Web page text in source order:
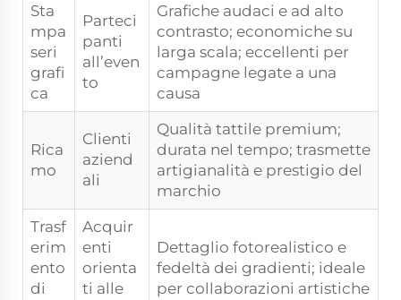
Sta
mpa
seri
grafi
ca
Parteci
panti
all’even
to
Grafiche audaci e ad alto
contrasto; economiche su
larga scala; eccellenti per
campagne legate a una
causa
Rica
mo
Clienti
aziend
ali
Qualità tattile premium;
durata nel tempo; trasmette
artigianalità e prestigio del
marchio
Trasf
erim
ento
di
Acquir
enti
orienta
ti alle
Dettaglio fotorealistico e
fedeltà dei gradienti; ideale
per collaborazioni artistiche